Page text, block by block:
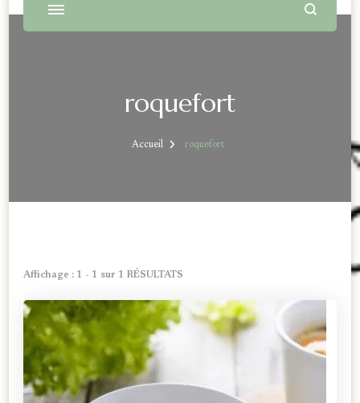
roquefort
Accueil roquefort
Affichage : 1 - 1 sur 1 RÉSULTATS